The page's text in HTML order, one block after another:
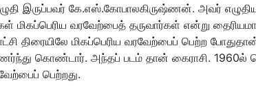
இருப்பவர் கே.எஸ்.கோபாலகிருஷ்ணன். அவர்
மிகப்பெரிய வரவேற்பைத் தருவார்கள் என்று
திரையிலே மிகப்பெரிய வரவேற்பைப் பெற்ற
கொண்டார். அந்தப் படம் தான் கைராசி. 1960ல்
பெற்றது.